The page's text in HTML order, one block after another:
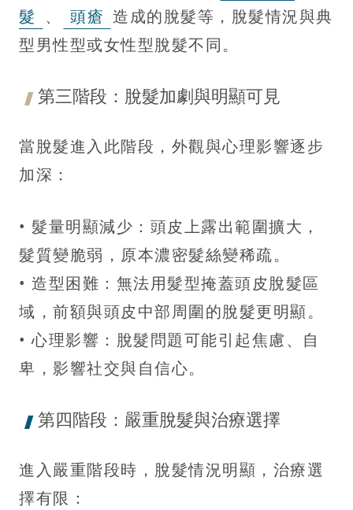
髮 、 頭瘡 造成的脫髮等，脫髮情況與典
型男性型或女性型脫髮不同。
第三階段：脫髮加劇與明顯可見
當脫髮進入此階段，外觀與心理影響逐步
加深：
• 髮量明顯減少：頭皮上露出範圍擴大，
髮質變脆弱，原本濃密髮絲變稀疏。
• 造型困難：無法用髮型掩蓋頭皮脫髮區
域，前額與頭皮中部周圍的脫髮更明顯。
• 心理影響：脫髮問題可能引起焦慮、自
卑，影響社交與自信心。
第四階段：嚴重脫髮與治療選擇
進入嚴重階段時，脫髮情況明顯，治療選
擇有限：